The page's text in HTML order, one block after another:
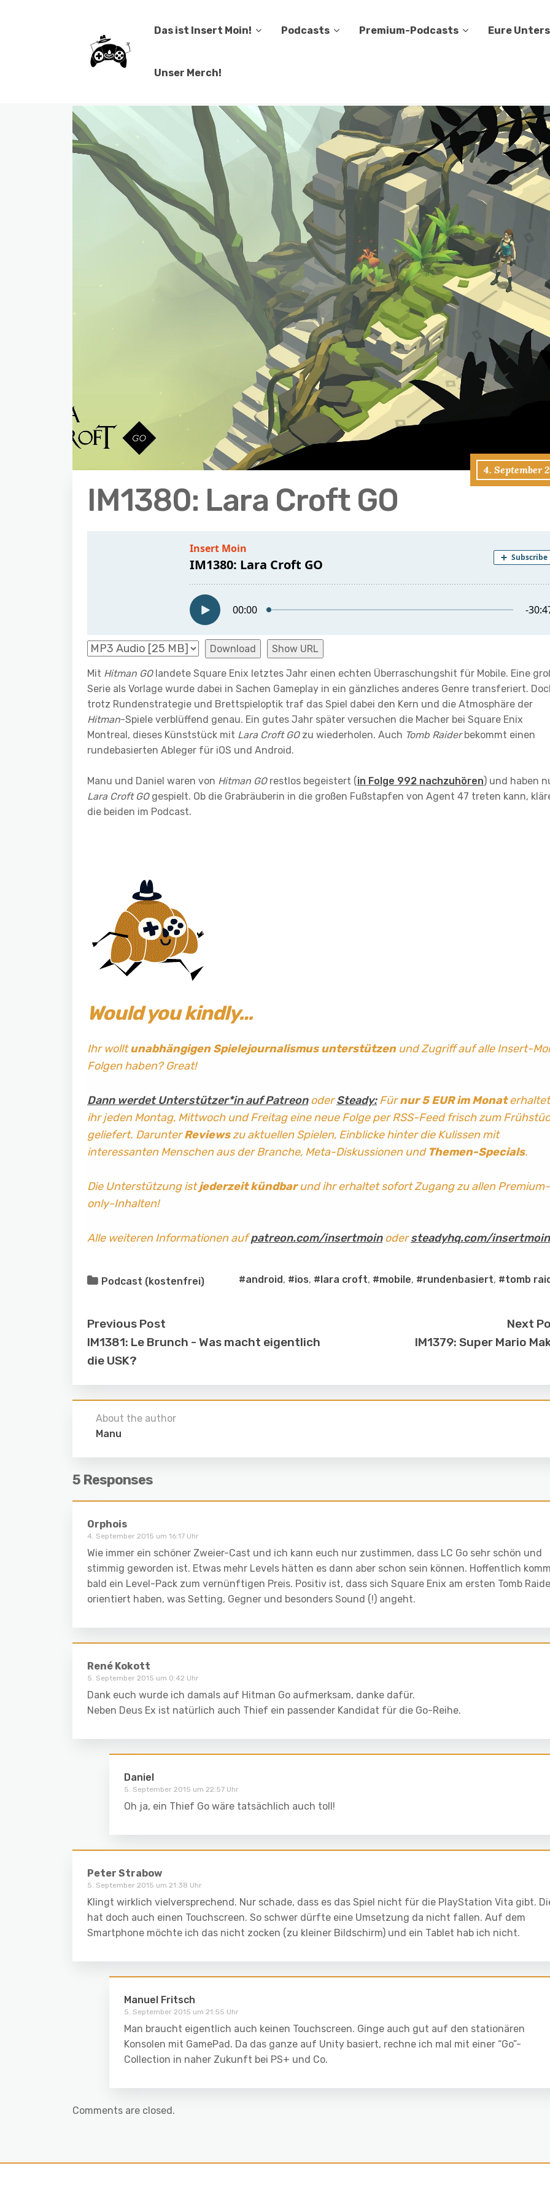
Das ist Insert Moin! Podcasts Premium-Podcasts Eure
Unser Merch!
4. September
IM1380: Lara Croft GO
Download Show URL
Mit Hitman GOlandete Square Enix letztes Jahr einen echten Überraschungshit für Mobile. Eine
Serie als Vorlage wurde dabei in Sachen Gameplay in ein gänzliches anderes Genre transferiert.
trotz Rundenstrategie und Brettspieloptik traf das Spiel dabei den Kern und die Atmosphäre der
Hitman-Spiele verblüffend genau. Ein gutes Jahr später versuchen die Macher bei Square Enix
Montreal, dieses Künststück mit Lara Croft GOzu wiederholen. Auch Tomb Raiderbekommt einen
rundebasierten Ableger für iOS und Android.
Manu und Daniel waren von Hitman GOrestlos begeistert (in Folge 992 nachzuhören) und haben
Lara Croft GOgespielt. Ob die Grabräuberin in die großen Fußstapfen von Agent 47 treten kann,
die beiden im Podcast.
Would you kindly…
Ihr wolltunabhängigen Spielejournalismus unterstützenund Zugriff auf alle Insert-
Folgen haben? Great!
Dann werdet Unterstützer*in auf PatreonoderSteady:Fürnur 5 EUR im Monaterhaltet
ihr jeden Montag, Mittwoch und Freitag eine neue Folge per RSS-Feed frisch zum
geliefert. DarunterReviewszu aktuellen Spielen, Einblicke hinter die Kulissen mit
interessanten Menschen aus der Branche, Meta-Diskussionen und Themen-Specials.
Die Unterstützung istjederzeit kündbarund ihr erhaltet sofort Zugang zu allen Premium-
only-Inhalten!
Alle weiteren Informationen aufpatreon.com/insertmoinodersteadyhq.com/insertmoin
Podcast (kostenfrei) #android, #ios, #lara croft, #mobile, #rundenbasiert, #tomb
Previous Post
IM1381: Le Brunch - Was macht eigentlich
die USK?
Next
IM1379: Super Mario
About the author
Manu
5 Responses
Orphois
4. September 2015 um 16:17 Uhr
Wie immer ein schöner Zweier-Cast und ich kann euch nur zustimmen, dass LC Go sehr schön und
stimmig geworden ist. Etwas mehr Levels hätten es dann aber schon sein können. Hoffentlich
bald ein Level-Pack zum vernünftigen Preis. Positiv ist, dass sich Square Enix am ersten Tomb
orientiert haben, was Setting, Gegner und besonders Sound (!) angeht.
René Kokott
5. September 2015 um 0:42 Uhr
Dank euch wurde ich damals auf Hitman Go aufmerksam, danke dafür.
Neben Deus Ex ist natürlich auch Thief ein passender Kandidat für die Go-Reihe.
Daniel
5. September 2015 um 22:57 Uhr
Oh ja, ein Thief Go wäre tatsächlich auch toll!
Peter Strabow
5. September 2015 um 21:38 Uhr
Klingt wirklich vielversprechend. Nur schade, dass es das Spiel nicht für die PlayStation Vita gibt.
hat doch auch einen Touchscreen. So schwer dürfte eine Umsetzung da nicht fallen. Auf dem
Smartphone möchte ich das nicht zocken (zu kleiner Bildschirm) und ein Tablet hab ich nicht.
Manuel Fritsch
5. September 2015 um 21:55 Uhr
Man braucht eigentlich auch keinen Touchscreen. Ginge auch gut auf den stationären
Konsolen mit GamePad. Da das ganze auf Unity basiert, rechne ich mal mit einer “Go”-
Collection in naher Zukunft bei PS+ und Co.
Comments are closed.